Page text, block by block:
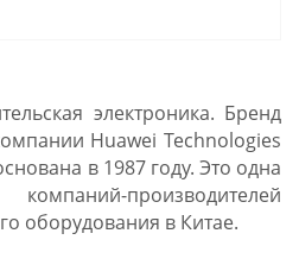
электроника. Бренд
Huawei Technologies
в 1987 году. Это одна
производителей
оборудования в Китае.